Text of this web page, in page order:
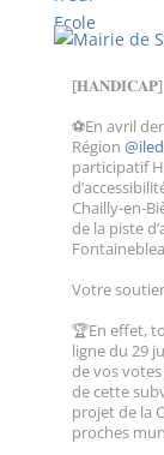
[𝐇𝐀𝐍𝐃𝐈𝐂𝐀𝐏]
⚽En avril
Région
participatif
Chailly-en-
de la piste
Votre
🏆En effet,
ligne du 29
de vos
de cette
projet de la
proches